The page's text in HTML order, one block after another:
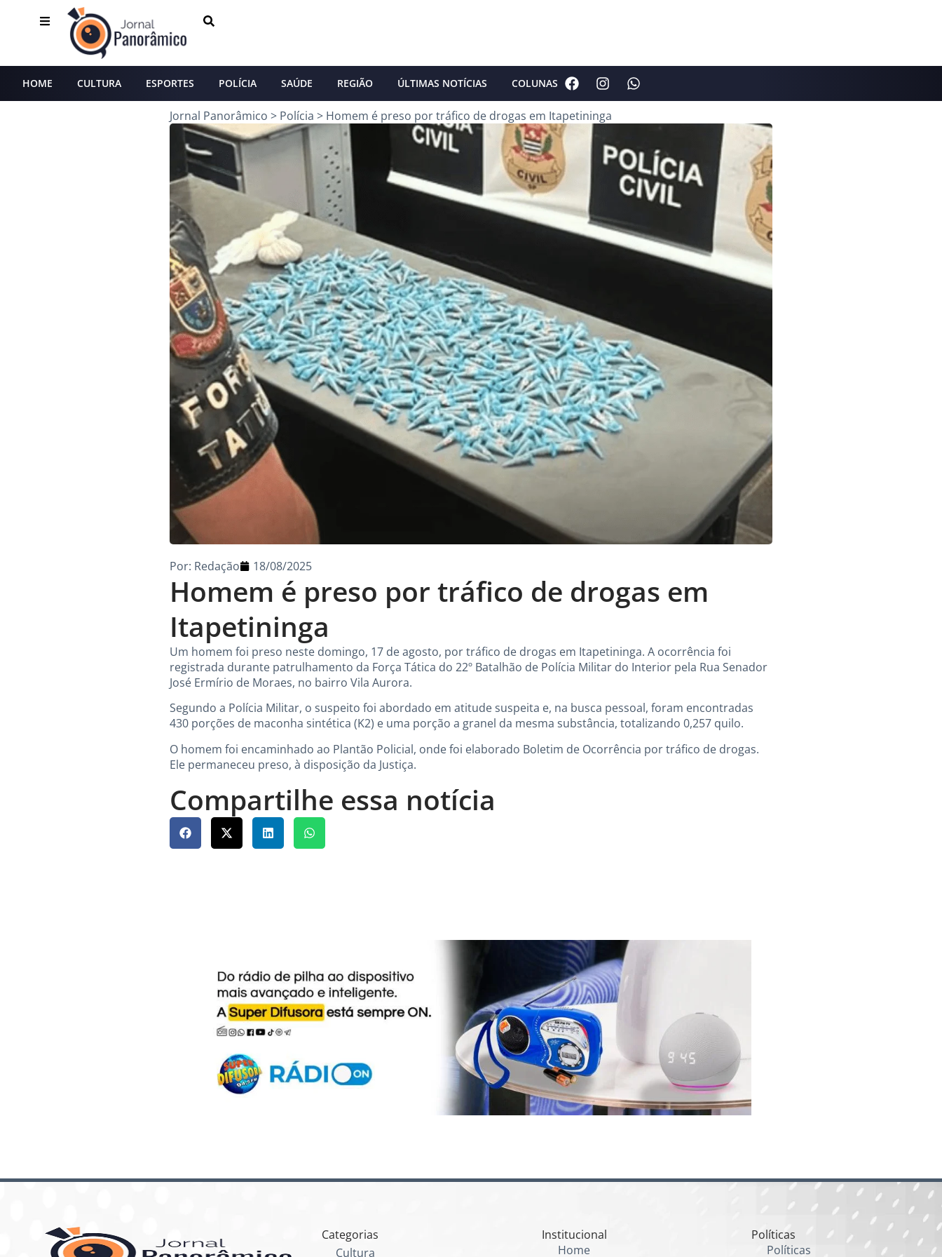
HOME CULTURA ESPORTES POLÍCIA SAÚDE REGIÃO ÚLTIMAS NOTÍCIAS COLUNAS
Jornal Panorâmico > Polícia > Homem é preso por tráfico de drogas em Itapetininga
Homem é preso por tráfico de drogas em
Itapetininga
Por: Redação 18/08/2025
Um homem foi preso neste domingo, 17 de agosto, por tráfico de drogas em Itapetininga. A ocorrência foi
registrada durante patrulhamento da Força Tática do 22º Batalhão de Polícia Militar do Interior pela Rua Senador
José Ermírio de Moraes, no bairro Vila Aurora.
Segundo a Polícia Militar, o suspeito foi abordado em atitude suspeita e, na busca pessoal, foram encontradas
430 porções de maconha sintética (K2) e uma porção a granel da mesma substância, totalizando 0,257 quilo.
O homem foi encaminhado ao Plantão Policial, onde foi elaborado Boletim de Ocorrência por tráfico de drogas.
Ele permaneceu preso, à disposição da Justiça.
Compartilhe essa notícia
Categorias
Cultura
Institucional
Home
Políticas
Políticas